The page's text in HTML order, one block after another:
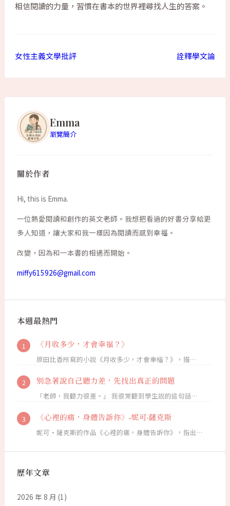
相信閱讀的力量，習慣在書本的世界裡尋找人生的答案。
女性主義文學批評 詮釋學文論
Emma
瀏覽簡介
關於作者
Hi, this is Emma.
一位熱愛閱讀和創作的英文老師。我想把看過的好書分享給更
多人知道，讓大家和我一樣因為閱讀而感到幸福。
改變，因為和一本書的相遇而開始。
miffy615926@gmail.com
本週最熱門
《月收多少，才會幸福？》
原田比香所寫的小說《月收多少，才會幸福？》，描…
別急著說自己聽力差，先找出真正的問題
「老師，我聽力很差。」 我很常聽到學生說的這句話…
《心裡的痛，身體告訴你》-妮可·薩克斯
妮可·薩克斯的作品《心裡的痛，身體告訴你》，指出…
歷年文章
2026 年 8 月 (1)